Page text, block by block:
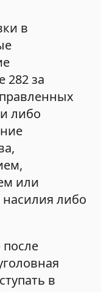
в
282 за
либо
или
либо
после
в